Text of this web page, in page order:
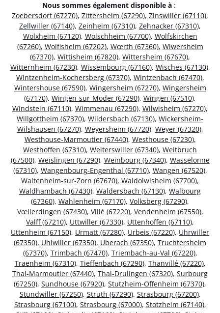
Nous sommes également disponible à :
Zoebersdorf (67270), Zittersheim (67290), Zinswiller (67110),
Zellwiller (67140), Zeinheim (67310), Zehnacker (67310),
Wolxheim (67120), Wolschheim (67700), Wolfskirchen
(67260), Wolfisheim (67202), Wœrth (67360), Wiwersheim
(67370), Wittisheim (67820), Wittersheim (67670),
Witternheim (67230), Wissembourg (67160), Wisches (67130),
Wintzenheim-Kochersberg (67370), Wintzenbach (67470),
Wintershouse (67590), Wingersheim (67270), Wingersheim
(67170), Wingen-sur-Moder (67290), Wingen (67510),
Windstein (67110), Wimmenau (67290), Wilwisheim (67270),
Willgottheim (67370), Wildersbach (67130), Wickersheim-
Wilshausen (67270), Weyersheim (67720), Weyer (67320),
Westhouse-Marmoutier (67440), Westhouse (67230),
Westhoffen (67310), Weiterswiller (67340), Weitbruch
(67500), Weislingen (67290), Weinbourg (67340), Wasselonne
(67310), Wangenbourg-Engenthal (67710), Wangen (67520),
Waltenheim-sur-Zorn (67670), Waldolwisheim (67700),
Waldhambach (67430), Waldersbach (67130), Walbourg
(67360), Wahlenheim (67170), Volksberg (67290),
Vœllerdingen (67430), Villé (67220), Vendenheim (67550),
Valff (67210), Uttwiller (67330), Uttenhoffen (67110),
Uttenheim (67150), Urmatt (67280), Urbeis (67220), Uhrwiller
(67350), Uhlwiller (67350), Uberach (67350), Truchtersheim
(67370), Trimbach (67470), Triembach-au-Val (67220),
Traenheim (67310), Tieffenbach (67290), Thanvillé (67220),
Thal-Marmoutier (67440), Thal-Drulingen (67320), Surbourg
(67250), Sundhouse (67920), Stutzheim-Offenheim (67370),
Stundwiller (67250), Struth (67290), Strasbourg (67200),
Strasbourg (67100), Strasbourg (67000), Stotzheim (67140),